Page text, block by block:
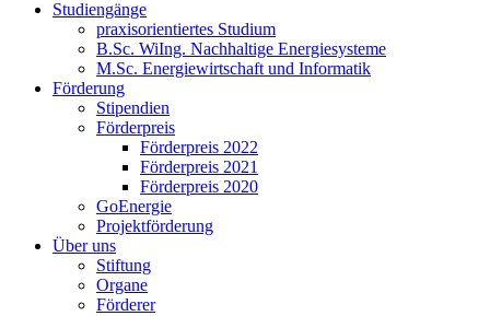
Studiengänge
praxisorientiertes Studium
B.Sc. WiIng. Nachhaltige Energiesysteme
M.Sc. Energiewirtschaft und Informatik
Förderung
Stipendien
Förderpreis
Förderpreis 2022
Förderpreis 2021
Förderpreis 2020
GoEnergie
Projektförderung
Über uns
Stiftung
Organe
Förderer